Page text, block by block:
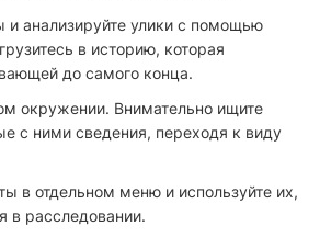
и анализируйте улики с помощью
в историю, которая
до самого конца.
окружении. Внимательно ищите
с ними сведения, переходя к виду
в отдельном меню и используйте их,
в расследовании.